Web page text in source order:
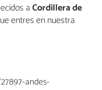
aCordillera de
entres en nuestra
andes-